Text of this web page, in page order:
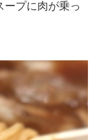
ープに肉が乗っ